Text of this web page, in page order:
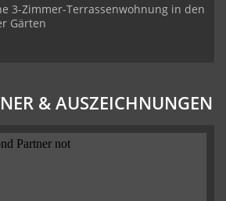
3-Zimmer-Terrassenwohnung in den
Gärten
& AUSZEICHNUNGEN